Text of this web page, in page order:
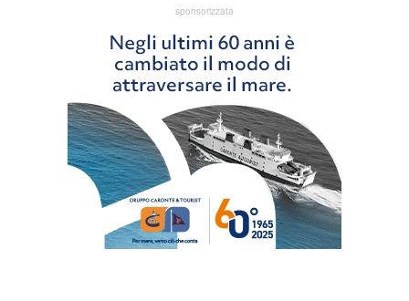
sponsorizzata